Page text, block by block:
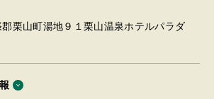
栗山町湯地９１栗山温泉ホテルパラダ